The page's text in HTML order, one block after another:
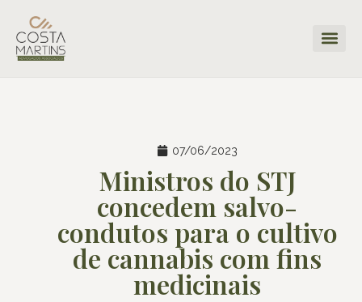
07/06/2023
Ministros do STJ
concedem salvo-
condutos para o cultivo
de cannabis com fins
medicinais